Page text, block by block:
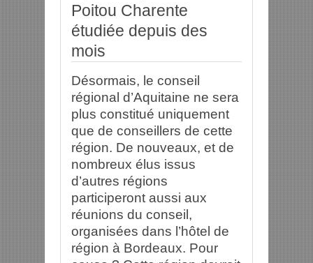
Poitou Charente
étudiée depuis des
mois
Désormais, le conseil
régional d’Aquitaine ne sera
plus constitué uniquement
que de conseillers de cette
région. De nouveaux, et de
nombreux élus issus
d’autres régions
participeront aussi aux
réunions du conseil,
organisées dans l’hôtel de
région à Bordeaux. Pour